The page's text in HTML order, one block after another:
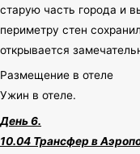
старую часть города и
периметру стен
открывается
Размещение в отеле
Ужин в отеле.
День 6.
10.04 Трансфер в